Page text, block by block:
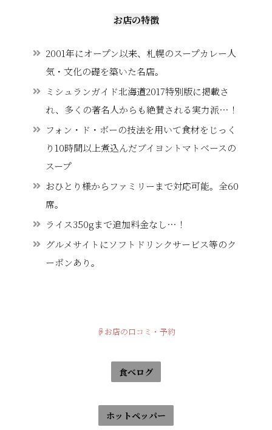
お店の特徴
2001年にオープン以来、札幌のスープカレー人
気・文化の礎を築いた名店。
ミシュランガイド北海道2017特別版に掲載さ
れ、多くの著名人からも絶賛される実力派…！
フォン・ド・ボーの技法を用いて食材をじっく
り10時間以上煮込んだブイヨントマトベースの
スープ
おひとり様からファミリーまで対応可能。全60
席。
ライス350gまで追加料金なし…！
グルメサイトにソフトドリンクサービス等のク
ーポンあり。
☟お店の口コミ・予約
食べログ
ホットペッパー